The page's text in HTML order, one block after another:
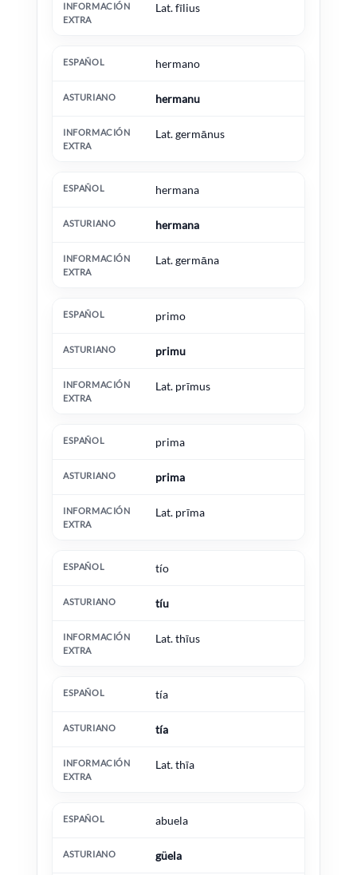
Lat. fīlius
hermano
hermanu
Lat. germānus
hermana
hermana
Lat. germāna
primo
primu
Lat. prīmus
prima
prima
Lat. prīma
tío
tíu
Lat. thīus
tía
tía
Lat. thīa
abuela
güela